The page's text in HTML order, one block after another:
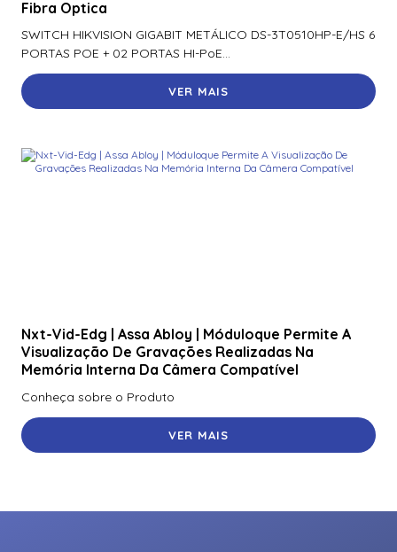
Fibra Optica
SWITCH HIKVISION GIGABIT METÁLICO DS-3T0510HP-E/HS 6
PORTAS POE + 02 PORTAS HI-PoE...
VER MAIS
Nxt-Vid-Edg | Assa Abloy | Móduloque Permite A
Visualização De Gravações Realizadas Na
Memória Interna Da Câmera Compatível
Conheça sobre o Produto
VER MAIS